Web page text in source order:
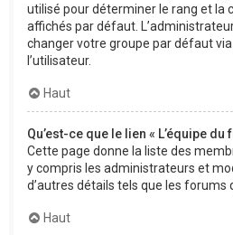
utilisé pour déterminer le rang et la
affichés par défaut.
changer votre groupe par défaut
l’utilisateur.
Haut
Qu’est-ce que le lien « L’équipe du
Cette page donne la liste des
y compris les administrateurs et
d’autres détails tels que les forums
Haut